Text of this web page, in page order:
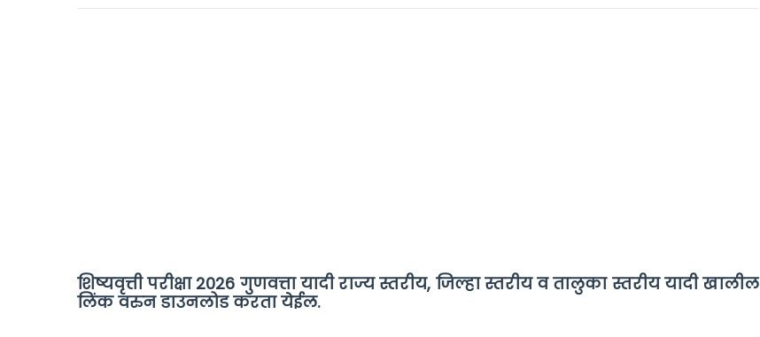
शिष्यवृत्ती परीक्षा 2026 गुणवत्ता यादी राज्य स्तरीय, जिल्हा स्तरीय व तालुका स्तरीय यादी खालील
लिंक वरुन डाउनलोड करता येईल.